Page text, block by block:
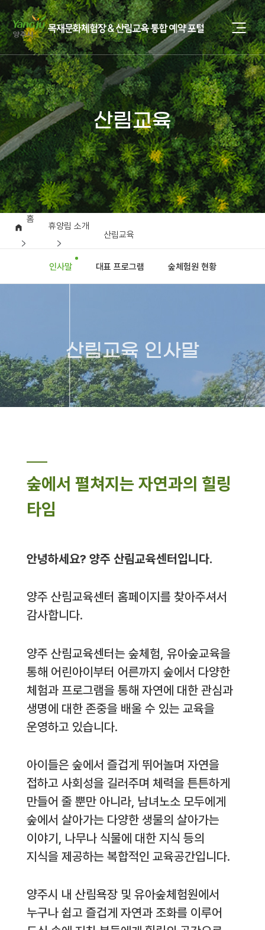
산림교육
홈
휴양림 소개
산림교육
인사말 대표 프로그램 숲체험원 현황
산림교육 인사말
숲에서 펼쳐지는 자연과의 힐링
타임
안녕하세요? 양주 산림교육센터입니다.
양주 산림교육센터 홈페이지를 찾아주셔서
감사합니다.
양주 산림교육센터는 숲체험, 유아숲교육을
통해 어린아이부터 어른까지 숲에서 다양한
체험과 프로그램을 통해 자연에 대한 관심과
생명에 대한 존중을 배울 수 있는 교육을
운영하고 있습니다.
아이들은 숲에서 즐겁게 뛰어놀며 자연을
접하고 사회성을 길러주며 체력을 튼튼하게
만들어 줄 뿐만 아니라, 남녀노소 모두에게
숲에서 살아가는 다양한 생물의 살아가는
이야기, 나무나 식물에 대한 지식 등의
지식을 제공하는 복합적인 교육공간입니다.
양주시 내 산림욕장 및 유아숲체험원에서
누구나 쉽고 즐겁게 자연과 조화를 이루어